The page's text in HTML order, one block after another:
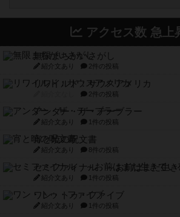
アクセス数 急上
無限まちがいさがし
紹介文あり 2件の投稿
リワイルド：サウスアメリカ
2件の投稿
アンダー・ザ・テーブラー
紹介文あり 1件の投稿
宵と暁の呪文書
紹介文あり 8件の投稿
セミファイナル ～お前はまだ生き
紹介文あり 1件の投稿
ワン・トゥ・ファイブ
紹介文あり 1件の投稿